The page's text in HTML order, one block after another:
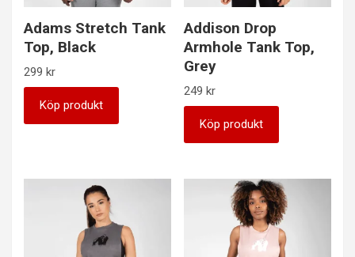
Adams Stretch Tank
Top, Black
299 kr
Köp produkt
Addison Drop
Armhole Tank Top,
Grey
249 kr
Köp produkt